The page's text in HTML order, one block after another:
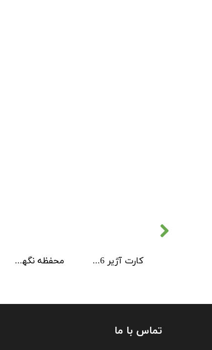
محفظه نگهداری کارت های ماژول Kentec کارت آژیر 6 کاناله Kentec
تماس با ما